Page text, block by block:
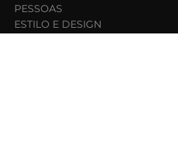
PESSOAS
ESTILO E DESIGN